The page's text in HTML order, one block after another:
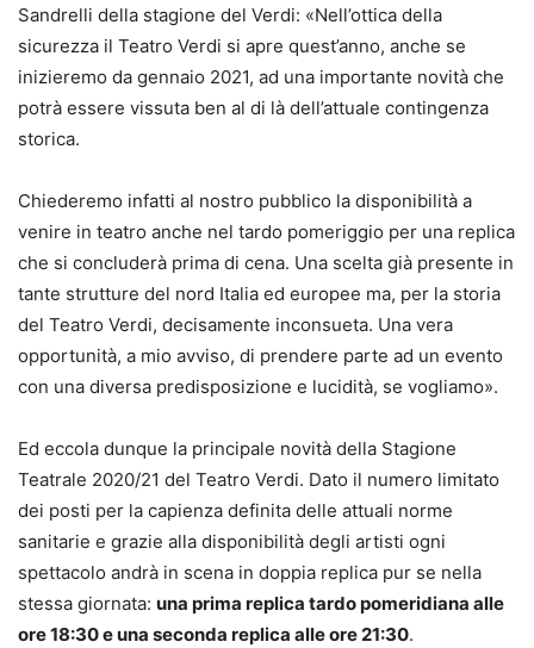
Sandrelli della stagione del Verdi: «Nell’ottica della
sicurezza il Teatro Verdi si apre quest’anno, anche se
inizieremo da gennaio 2021, ad una importante novità che
potrà essere vissuta ben al di là dell’attuale contingenza
storica.
Chiederemo infatti al nostro pubblico la disponibilità a
venire in teatro anche nel tardo pomeriggio per una replica
che si concluderà prima di cena. Una scelta già presente in
tante strutture del nord Italia ed europee ma, per la storia
del Teatro Verdi, decisamente inconsueta. Una vera
opportunità, a mio avviso, di prendere parte ad un evento
con una diversa predisposizione e lucidità, se vogliamo».
Ed eccola dunque la principale novità della Stagione
Teatrale 2020/21 del Teatro Verdi. Dato il numero limitato
dei posti per la capienza definita delle attuali norme
sanitarie e grazie alla disponibilità degli artisti ogni
spettacolo andrà in scena in doppia replica pur se nella
stessa giornata: una prima replica tardo pomeridiana alle
ore 18:30 e una seconda replica alle ore 21:30.